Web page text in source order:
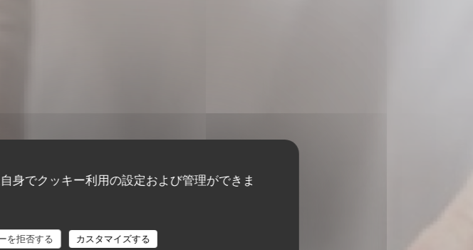
身でクッキー利用の設定および管理ができま
を拒否する カスタマイズする